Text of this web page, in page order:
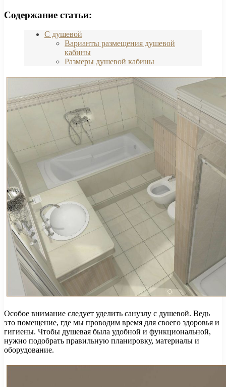
Содержание статьи:
С душевой
Варианты размещения душевой
кабины
Размеры душевой кабины
Особое внимание следует уделить санузлу с душевой. Ведь
это помещение, где мы проводим время для своего здоровья и
гигиены. Чтобы душевая была удобной и функциональной,
нужно подобрать правильную планировку, материалы и
оборудование.